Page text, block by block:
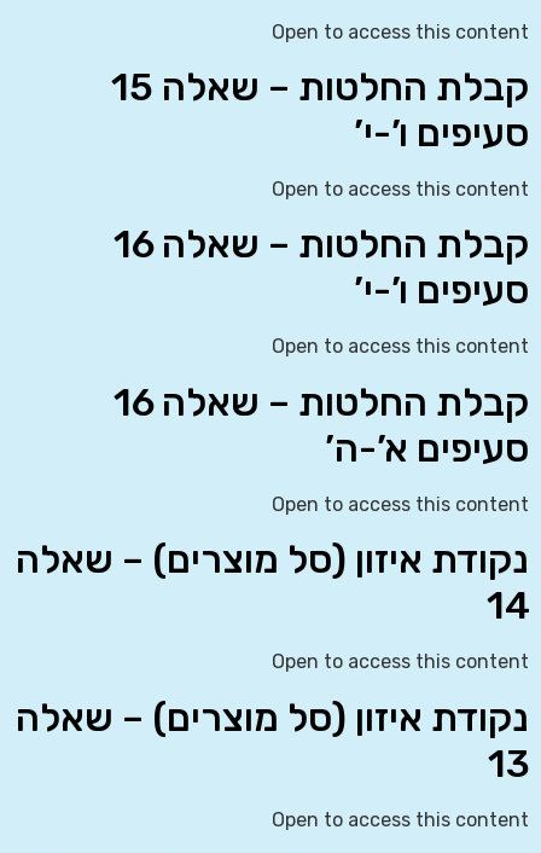
Open to access this content
קבלת החלטות – שאלה 15
סעיפים ו’-י’
Open to access this content
קבלת החלטות – שאלה 16
סעיפים ו’-י’
Open to access this content
קבלת החלטות – שאלה 16
סעיפים א’-ה’
Open to access this content
נקודת איזון (סל מוצרים) – שאלה
14
Open to access this content
נקודת איזון (סל מוצרים) – שאלה
13
Open to access this content